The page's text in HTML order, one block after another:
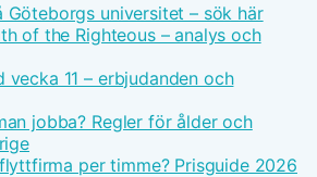
Göteborgs universitet – sök här
of the Righteous – analys och
vecka 11 – erbjudanden och
jobba? Regler för ålder och
per timme? Prisguide 2026